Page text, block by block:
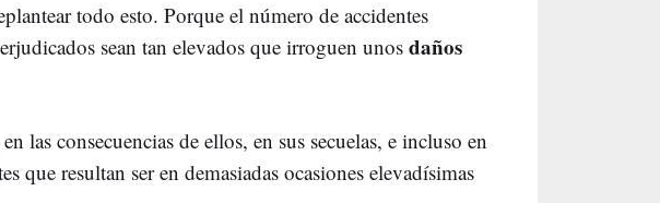
todo esto. Porque el número de accidentes
sean tan elevados que irroguen unos daños
las consecuencias de ellos, en sus secuelas, e incluso en
que resultan ser en demasiadas ocasiones elevadísimas